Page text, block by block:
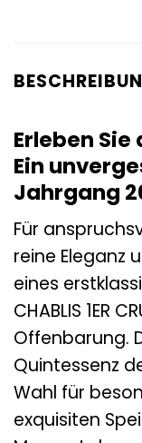
Erleben Sie
Ein
Jahrgang
Für
reine Eleganz
eines
CHABLIS 1ER
Offenbarung.
Quintessenz
Wahl für
exquisiten